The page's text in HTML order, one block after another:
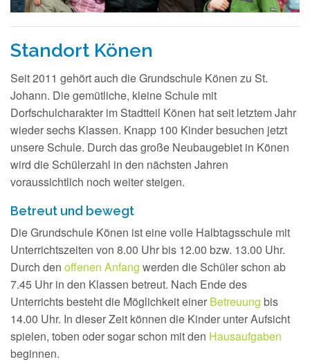
Standort Könen
Seit 2011 gehört auch die Grundschule Könen zu St.
Johann. Die gemütliche, kleine Schule mit
Dorfschulcharakter im Stadtteil Könen hat seit letztem Jahr
wieder sechs Klassen. Knapp 100 Kinder besuchen jetzt
unsere Schule. Durch das große Neubaugebiet in Könen
wird die Schülerzahl in den nächsten Jahren
voraussichtlich noch weiter steigen.
Betreut und bewegt
Die Grundschule Könen ist eine volle Halbtagsschule mit
Unterrichtszeiten von 8.00 Uhr bis 12.00 bzw. 13.00 Uhr.
Durch den offenen Anfang werden die Schüler schon ab
7.45 Uhr in den Klassen betreut. Nach Ende des
Unterrichts besteht die Möglichkeit einer Betreuung bis
14.00 Uhr. In dieser Zeit können die Kinder unter Aufsicht
spielen, toben oder sogar schon mit den Hausaufgaben
beginnen.